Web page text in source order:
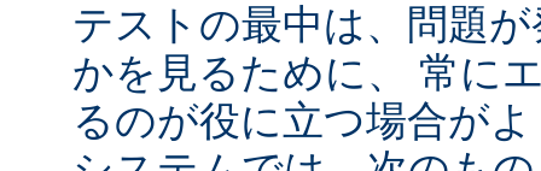
テストの最中は、問題
かを見るために、 常に
るのが役に立つ場合が